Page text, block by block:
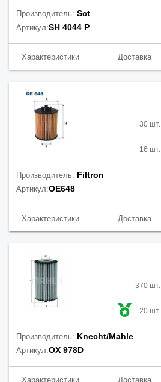
Производитель: Sct
Артикул:SH 4044 P
Характеристики Доставка
30 шт.
16 шт.
Производитель: Filtron
Артикул:OE648
Характеристики Доставка
370 шт.
20 шт.
Производитель: Knecht/Mahle
Артикул:OX 978D
Характеристики Доставка